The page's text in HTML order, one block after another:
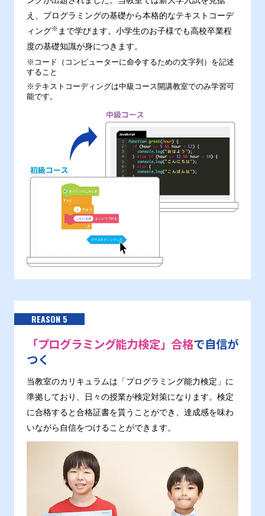
え、プログラミングの基礎から本格的なテキストコーデ
ィング※ まで学びます。小学生のお子様でも高校卒業程
度の基礎知識が身につきます。
※コード（コンピューターに命令するための文字列）を記述
すること
※テキストコーディングは中級コース開講教室でのみ学習可
能です。
REASON 5
「プログラミング能力検定」合格で自信が
つく
当教室のカリキュラムは「プログラミング能力検定」に
準拠しており、日々の授業が検定対策になります。検定
に合格すると合格証書を貰うことができ、達成感を味わ
いながら自信をつけることができます。